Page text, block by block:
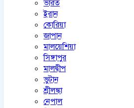
ভারত
ইরান
কোরিয়া
জাপান
মালয়েশিয়া
সিঙ্গাপুর
মালদ্বীপ
ভুটান
শ্রীলঙ্কা
নেপাল